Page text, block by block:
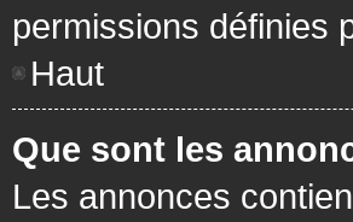
permissions définies
Haut
Que sont les
Les annonces